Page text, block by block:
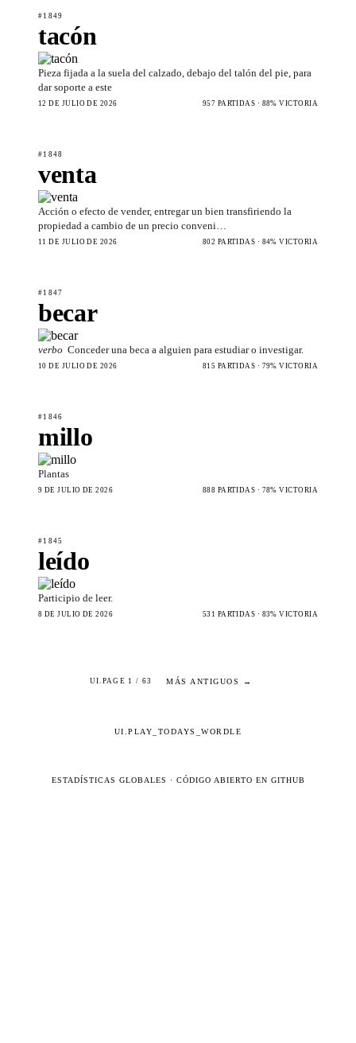
#1849
tacón
Pieza fijada a la suela del calzado, debajo del talón del pie, para
dar soporte a este
12 DE JULIO DE 2026 957 PARTIDAS · 88% VICTORIA
#1848
venta
Acción o efecto de vender, entregar un bien transfiriendo la
propiedad a cambio de un precio conveni…
11 DE JULIO DE 2026 802 PARTIDAS · 84% VICTORIA
#1847
becar
verbo Conceder una beca a alguien para estudiar o investigar.
10 DE JULIO DE 2026 815 PARTIDAS · 79% VICTORIA
#1846
millo
Plantas
9 DE JULIO DE 2026 888 PARTIDAS · 78% VICTORIA
#1845
leído
Participio de leer.
8 DE JULIO DE 2026 531 PARTIDAS · 83% VICTORIA
UI.PAGE 1 / 63 MÁS ANTIGUOS →
UI.PLAY_TODAYS_WORDLE
ESTADÍSTICAS GLOBALES · CÓDIGO ABIERTO EN GITHUB